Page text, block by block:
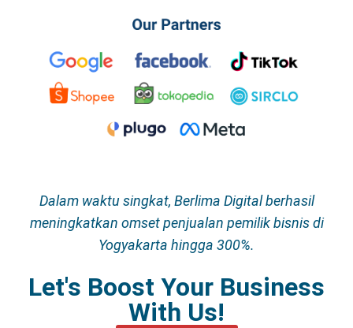
Dalam waktu singkat, Berlima Digital berhasil
meningkatkan omsetpenjualan pemilik bisnis di
Yogyakarta hingga 300%.
Let's Boost Your Business
With Us!